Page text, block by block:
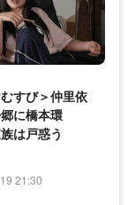
すび＞仲里依
に橋本環
は戸惑う
21:30